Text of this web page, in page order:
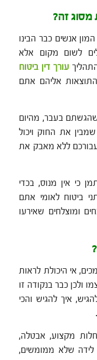
מסוג זה?
המון אנשים כבר הבינו
לשום מקום אלא
עורך דין ביטוח
אליהם אתם
בעבר, מהיום
את החוק ויכול
ללא מאבק את
כי אין מנוס, בכדי
ביטוח לאומי אתם
ומוצלחים שאירעו
אי היכולת לראות
ולכן כבר בנקודה זו
איך להגיש והכי
מקצוע, אבטלה,
לידה שלא ממומשים,